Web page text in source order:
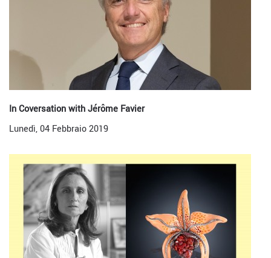
In Coversation with Jérôme Favier
Lunedì, 04 Febbraio 2019